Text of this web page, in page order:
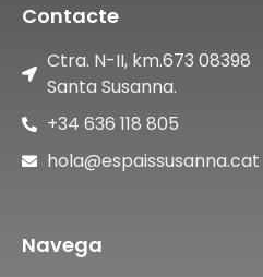
Contacte
Ctra. N-II, km.673 08398
Santa Susanna.
+34 636 118 805
hola@espaissusanna.cat
Navega